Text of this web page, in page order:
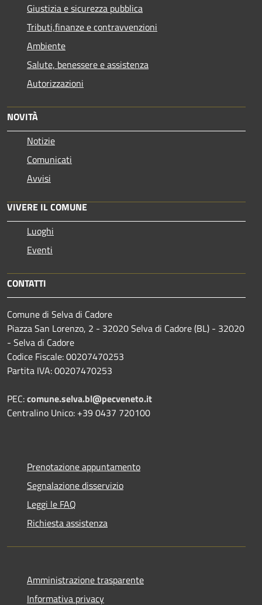
Giustizia e sicurezza pubblica
Tributi,finanze e contravvenzioni
Ambiente
Salute, benessere e assistenza
Autorizzazioni
NOVITÀ
Notizie
Comunicati
Avvisi
VIVERE IL COMUNE
Luoghi
Eventi
CONTATTI
Comune di Selva di Cadore
Piazza San Lorenzo, 2 - 32020 Selva di Cadore (BL) - 32020
- Selva di Cadore
Codice Fiscale: 00207470253
Partita IVA: 00207470253
PEC:comune.selva.bl@pecveneto.it
Centralino Unico: +39 0437 720100
Prenotazione appuntamento
Segnalazione disservizio
Leggi le FAQ
Richiesta assistenza
Amministrazione trasparente
Informativa privacy